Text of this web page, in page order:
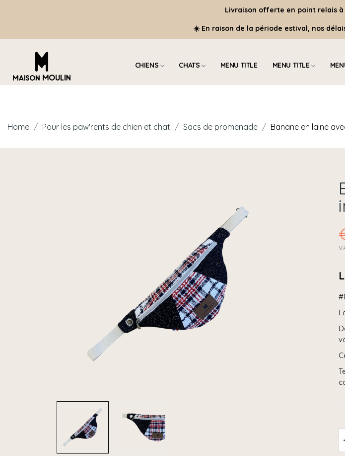
Livraison offerte en point relais
☀️ En raison de la période estival, nos
CHIENS CHATS MENU TITLE MENU TITLE
Home Pour les paw'rents de chien et chat Sacs de promenade Banane en laine